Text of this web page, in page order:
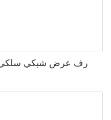
رف عرض شبكي سلكي